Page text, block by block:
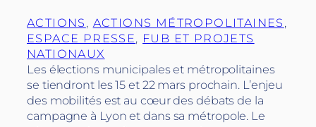
ACTIONS , ACTIONS MÉTROPOLITAINES
ESPACE PRESSE, FUB ET PROJETS
NATIONAUX
Les élections municipales et métropolitaines
se tiendront les 15 et 22 mars prochain. L’enjeu
des mobilités est au cœur des débats de la
campagne à Lyon et dans sa métropole. Le